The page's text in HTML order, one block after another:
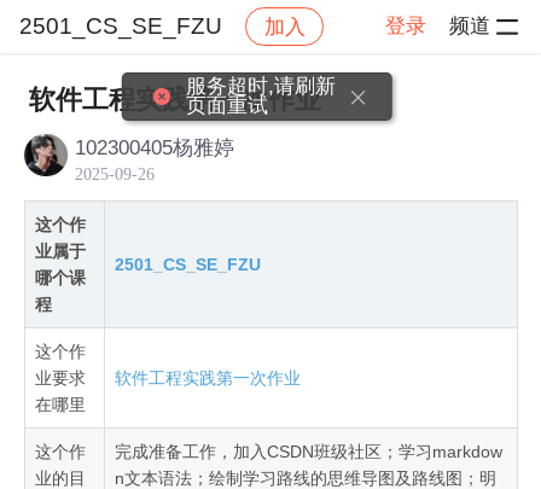
2501_CS_SE_FZU 加入 登录 频道
社区 2501_CS_SE_FZU 作业提交
软件工程实践第一次作业
102300405杨雅婷
2025-09-26
这个作
业属于
哪个课
程
2501_CS_SE_FZU
这个作
业要求
在哪里
软件工程实践第一次作业
这个作
业的目
完成准备工作，加入CSDN班级社区；学习markdow
n文本语法；绘制学习路线的思维导图及路线图；明
服务超时,请刷新
页面重试